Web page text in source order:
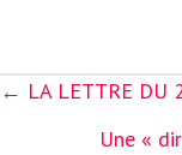
Posts
← LA LETTRE DU
Une «